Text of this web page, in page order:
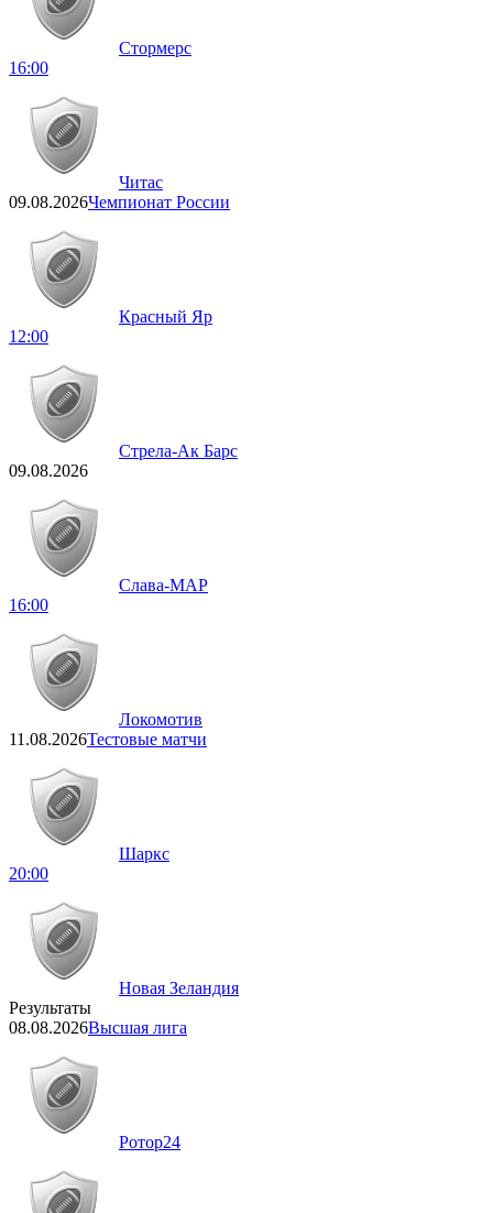
Стормерс
16:00
Читас
09.08.2026Чемпионат России
Красный Яр
12:00
Стрела-Ак Барс
09.08.2026
Слава-МАР
16:00
Локомотив
11.08.2026Тестовые матчи
Шаркс
20:00
Новая Зеландия
Результаты
08.08.2026Высшая лига
Ротор24